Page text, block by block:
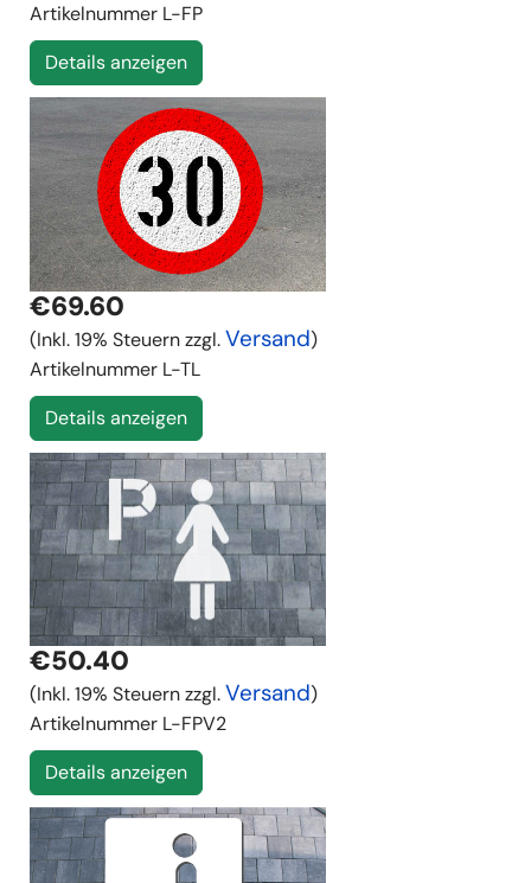
Artikelnummer L-FP
Details anzeigen
€69.60
(Inkl. 19% Steuern zzgl.Versand)
Artikelnummer L-TL
Details anzeigen
€50.40
(Inkl. 19% Steuern zzgl.Versand)
Artikelnummer L-FPV2
Details anzeigen